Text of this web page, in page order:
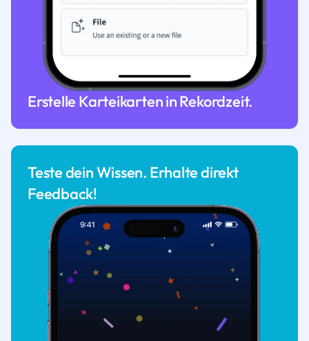
Erstelle Karteikarten in Rekordzeit.
Teste dein Wissen. Erhalte direkt
Feedback!